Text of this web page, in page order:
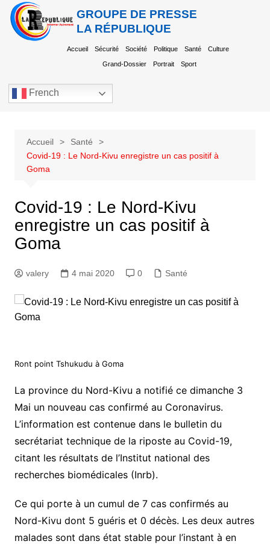
GROUPE DE PRESSE
LA RÉPUBLIQUE
Accueil Sécurité Société Politique Santé Culture
Grand-Dossier Portrait Sport
French
Accueil
Santé
Covid-19 : Le Nord-Kivu enregistre un cas positif à
Goma
Covid-19 : Le Nord-Kivu
enregistre un cas positif à
Goma
valery 4 mai 2020 0 Santé
Ront point Tshukudu à Goma
La province du Nord-Kivu a notifié ce dimanche 3
Mai un nouveau cas confirmé au Coronavirus.
L’information est contenue dans le bulletin du
secrétariat technique de la riposte au Covid-19,
citant les résultats de l’Institut national des
recherches biomédicales (Inrb).
Ce qui porte à un cumul de 7 cas confirmés au
Nord-Kivu dont 5 guéris et 0 décès. Les deux autres
malades sont dans état stable pour l’instant à en